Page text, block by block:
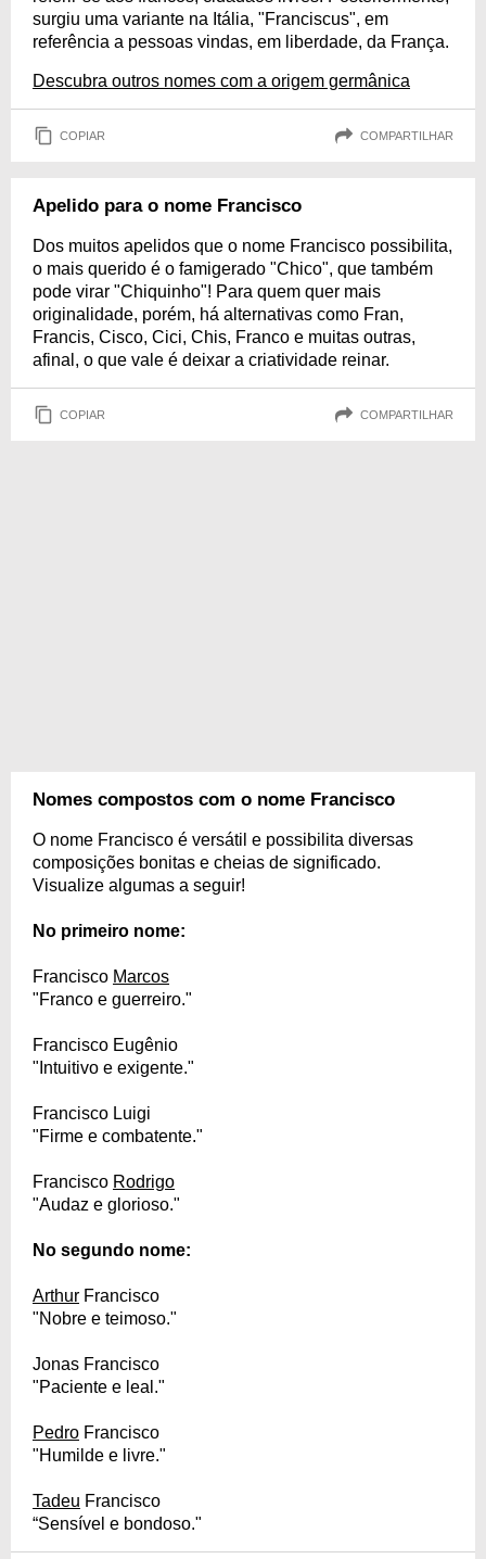
surgiu uma variante na Itália, "Franciscus", em
referência a pessoas vindas, em liberdade, da França.
Descubra outros nomes com a origem germânica
COPIAR COMPARTILHAR
Apelido para o nome Francisco
Dos muitos apelidos que o nome Francisco possibilita,
o mais querido é o famigerado "Chico", que também
pode virar "Chiquinho"! Para quem quer mais
originalidade, porém, há alternativas como Fran,
Francis, Cisco, Cici, Chis, Franco e muitas outras,
afinal, o que vale é deixar a criatividade reinar.
COPIAR COMPARTILHAR
Nomes compostos com o nome Francisco
O nome Francisco é versátil e possibilita diversas
composições bonitas e cheias de significado.
Visualize algumas a seguir!
No primeiro nome:
Francisco Marcos
"Franco e guerreiro."
Francisco Eugênio
"Intuitivo e exigente."
Francisco Luigi
"Firme e combatente."
Francisco Rodrigo
"Audaz e glorioso."
No segundo nome:
Arthur Francisco
"Nobre e teimoso."
Jonas Francisco
"Paciente e leal."
Pedro Francisco
"Humilde e livre."
Tadeu Francisco
“Sensível e bondoso."